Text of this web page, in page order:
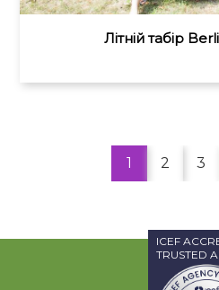
Літній табір
1 2 3
ICEF
TRUSTED